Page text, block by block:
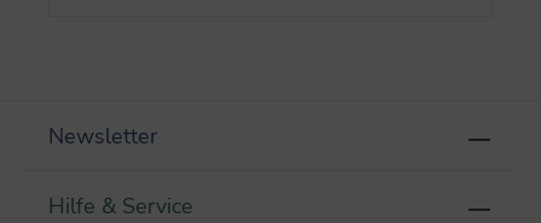
Newsletter
Hilfe & Service